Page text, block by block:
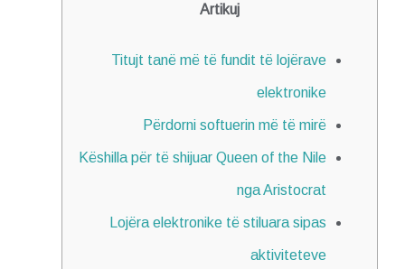
Artikuj
Titujt tanë më të fundit të lojërave
elektronike
Përdorni softuerin më të mirë
Këshilla për të shijuar Queen of the Nile
nga Aristocrat
Lojëra elektronike të stiluara sipas
aktiviteteve